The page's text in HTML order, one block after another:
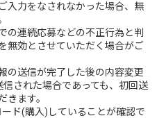
入力をなされなかった場合、無
連続応募などの不正行為と判
無効とさせていただく場合がご
の送信が完了した後の内容変更
された場合であっても、初回送
きます。
ド(購入)していることが確認で